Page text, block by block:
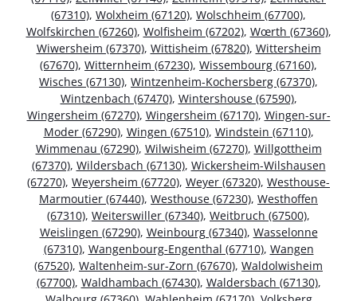
(67310), Wolxheim (67120), Wolschheim (67700),
Wolfskirchen (67260), Wolfisheim (67202), Wœrth (67360),
Wiwersheim (67370), Wittisheim (67820), Wittersheim
(67670), Witternheim (67230), Wissembourg (67160),
Wisches (67130), Wintzenheim-Kochersberg (67370),
Wintzenbach (67470), Wintershouse (67590),
Wingersheim (67270), Wingersheim (67170), Wingen-sur-
Moder (67290), Wingen (67510), Windstein (67110),
Wimmenau (67290), Wilwisheim (67270), Willgottheim
(67370), Wildersbach (67130), Wickersheim-Wilshausen
(67270), Weyersheim (67720), Weyer (67320), Westhouse-
Marmoutier (67440), Westhouse (67230), Westhoffen
(67310), Weiterswiller (67340), Weitbruch (67500),
Weislingen (67290), Weinbourg (67340), Wasselonne
(67310), Wangenbourg-Engenthal (67710), Wangen
(67520), Waltenheim-sur-Zorn (67670), Waldolwisheim
(67700), Waldhambach (67430), Waldersbach (67130),